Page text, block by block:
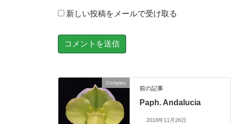
新しい投稿をメールで受け取る
Complex
前の記事
Paph. Andalucia
2018年11月26日